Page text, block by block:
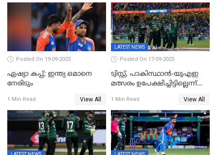
Posted On 19-09-2025
ഏഷ്യാ കപ്പ്; ഇന്ത്യ ഒമാനെ
നേരിടും
1 Min Read View All
LATEST NEWS
Posted On 17-09-2025
ട്വിസ്റ്റ്, പാകിസ്ഥാൻ-യുഎഇ
മത്സരം ഉപേക്ഷിച്ചിട്ടില്ലെന്ന്
വൈകും; പാക് ടീം ഹോട്ടലിൽ
നിന്ന് ഇറങ്ങിയതായി റിപ്പോർട്ട്
1 Min Read View All